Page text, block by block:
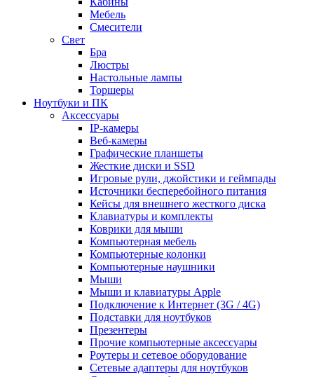
Мебель
Смесители
Свет
Бра
Люстры
Настольные лампы
Торшеры
Ноутбуки и ПК
Аксессуары
IP-камеры
Веб-камеры
Графические планшеты
Жесткие диски и SSD
Игровые рули, джойстики и геймпады
Источники бесперебойного питания
Кейсы для внешнего жесткого диска
Клавиатуры и комплекты
Коврики для мыши
Компьютерная мебель
Компьютерные колонки
Компьютерные наушники
Мыши
Мыши и клавиатуры Apple
Подключение к Интернет (3G / 4G)
Подставки для ноутбуков
Презентеры
Прочие компьютерные аксессуары
Роутеры и сетевое оборудование
Сетевые адаптеры для ноутбуков